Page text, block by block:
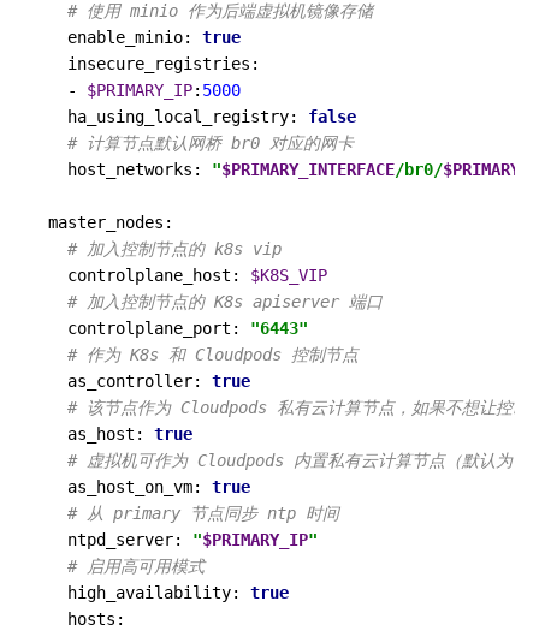
# 使用 minio 作为后端虚拟机镜像存储
  enable_minio:
true
  insecure_registries:
  -
$PRIMARY_IP: 5000
  ha_using_local_registry:
false
# 计算节点默认网桥 br0 对应的网卡
  host_networks:
"$PRIMARY_INTERFACE/br0/
master_nodes:
# 加入控制节点的 k8s vip
  controlplane_host:
$K8S_VIP
# 加入控制节点的 K8s apiserver 端口
  controlplane_port:
"6443"
# 作为 K8s 和 Cloudpods 控制节点
  as_controller:
true
# 该节点作为 Cloudpods 私有云计算节点，如果不想让控
  as_host:
true
# 虚拟机可作为 Cloudpods 内置私有云计算节点（默认
  as_host_on_vm:
true
# 从 primary 节点同步 ntp 时间
  ntpd_server:
"$PRIMARY_IP"
# 启用高可用模式
  high_availability:
true
  hosts: